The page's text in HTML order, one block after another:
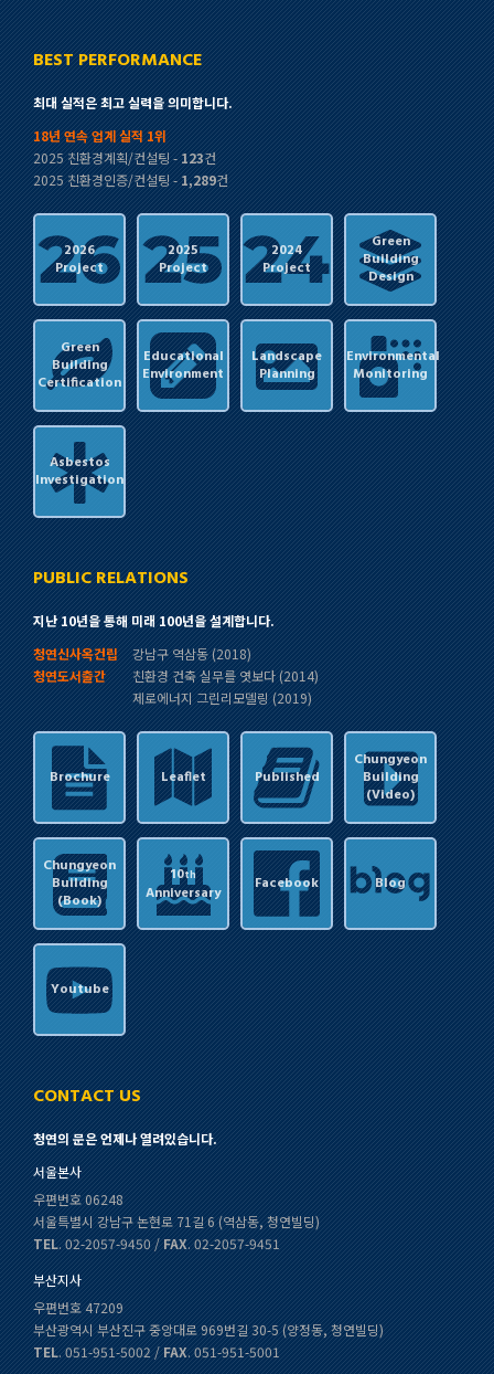
BEST PERFORMANCE
최대 실적은 최고 실력을 의미합니다.
18년 연속 업계 실적 1위
2025 친환경계획/컨설팅 -123건
2025 친환경인증/컨설팅 -1,289건
2026
Project
2025
Project
2024
Project
Green
Building
Design
Green
Building
Certification
Educational
Environment
Landscape
Planning
Environmental
Monitoring
Asbestos
Investigation
PUBLIC RELATIONS
지난 10년을 통해 미래 100년을 설계합니다.
청연신사옥건립
강남구 역삼동 (2018)
청연도서출간
친환경 건축 실무를 엿보다 (2014)
제로에너지 그린리모델링 (2019)
Brochure Leaflet Published
Chungyeon
Building
(Video)
Chungyeon
Building
(Book)
10th
Anniversary Facebook Blog
Youtube
CONTACT US
청연의 문은 언제나 열려있습니다.
서울본사
우편번호 06248
서울특별시 강남구 논현로 71길 6 (역삼동, 청연빌딩)
TEL. 02-2057-9450 /FAX. 02-2057-9451
부산지사
우편번호 47209
부산광역시 부산진구 중앙대로 969번길 30-5 (양정동, 청연빌딩)
TEL. 051-951-5002 /FAX. 051-951-5001